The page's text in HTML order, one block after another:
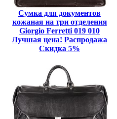
Сумка для документов
кожаная на три отделения
Giorgio Ferretti 019 010
Лучшая цена! Распродажа
Скидка 5%